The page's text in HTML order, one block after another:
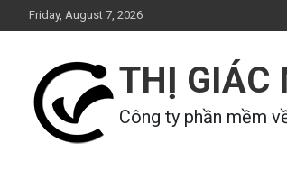
to
Friday, August 7, 2026
THỊ GIÁC
Công ty phần mềm